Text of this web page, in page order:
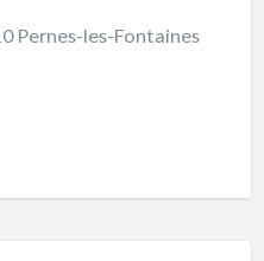
Pernes-les-Fontaines